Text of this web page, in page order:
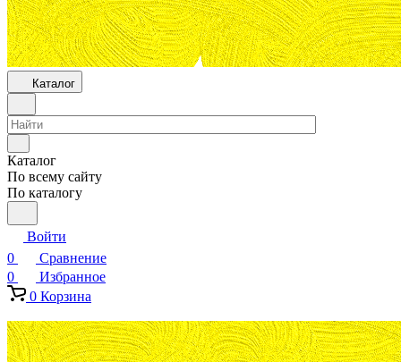
Каталог
Каталог
По всему сайту
По каталогу
Войти
0
Сравнение
0
Избранное
0 Корзина